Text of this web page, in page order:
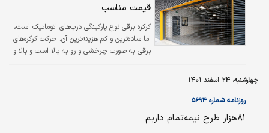
قیمت مناسب
کرکره برقی نوع پارکینگی درب‌های اتوماتیک است،
اما ساده‌ترین و کم هزینه‌ترین آن. حرکت کرکره‌های
برقی به صورت چرخشی و رو به بالا است و بالا و
چهارشنبه، ۲۴ اسفند ۱۴۰۱
روزنامه شماره ۵۶۹۴
۸۱‌هزار طرح نیمه‌تمام داریم